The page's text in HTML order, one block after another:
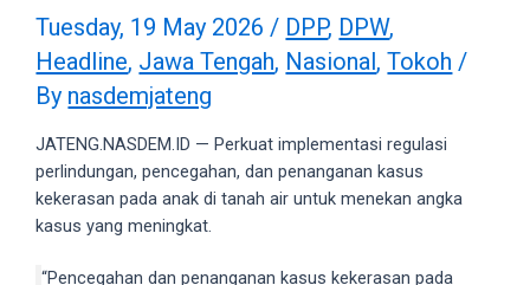
website
several
formats.
18tube
Every
porn
video
Tuesday, 19 May 2026/ DPP, DPW,
Headline, Jawa Tengah, Nasional,Tokoh /
By nasdemjateng
JATENG.NASDEM.ID — Perkuat implementasi regulasi
perlindungan, pencegahan, dan penanganan kasus
kekerasan pada anak di tanah air untuk menekan angka
kasus yang meningkat.
“Pencegahan dan penanganan kasus kekerasan pada